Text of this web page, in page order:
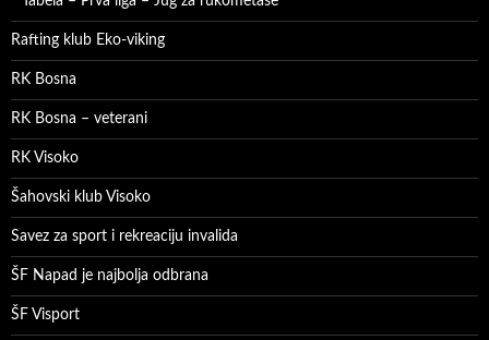
Rafting klub Eko-viking
RK Bosna
RK Bosna – veterani
RK Visoko
Šahovski klub Visoko
Savez za sport i rekreaciju invalida
ŠF Napad je najbolja odbrana
ŠF Visport